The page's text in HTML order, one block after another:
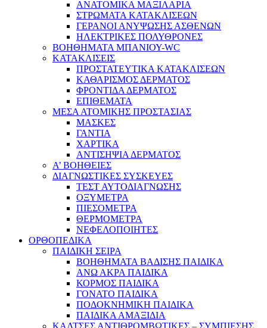
ΑΝΑΤΟΜΙΚΑ ΜΑΞΙΛΑΡΙΑ
ΣΤΡΩΜΑΤΑ ΚΑΤΑΚΛΙΣΕΩΝ
ΓΕΡΑΝΟΙ ΑΝΥΨΩΣΗΣ ΑΣΘΕΝΩΝ
ΗΛΕΚΤΡΙΚΕΣ ΠΟΛΥΘΡΟΝΕΣ
ΒΟΗΘΗΜΑΤΑ ΜΠΑΝΙΟΥ-WC
ΚΑΤΑΚΛΙΣΕΙΣ
ΠΡΟΣΤΑΤΕΥΤΙΚΑ ΚΑΤΑΚΛΙΣΕΩΝ
ΚΑΘΑΡΙΣΜΟΣ ΔΕΡΜΑΤΟΣ
ΦΡΟΝΤΙΔΑ ΔΕΡΜΑΤΟΣ
ΕΠΙΘΕΜΑΤΑ
ΜΕΣΑ ΑΤΟΜΙΚΗΣ ΠΡΟΣΤΑΣΙΑΣ
ΜΑΣΚΕΣ
ΓΑΝΤΙΑ
ΧΑΡΤΙΚΑ
ΑΝΤΙΣΗΨΙΑ ΔΕΡΜΑΤΟΣ
Α’ ΒΟΗΘΕΙΕΣ
ΔΙΑΓΝΩΣΤΙΚΕΣ ΣΥΣΚΕΥΕΣ
ΤΕΣΤ ΑΥΤΟΔΙΑΓΝΩΣΗΣ
ΟΞΥΜΕΤΡΑ
ΠΙΕΣΟΜΕΤΡΑ
ΘΕΡΜΟΜΕΤΡΑ
ΝΕΦΕΛΟΠΟΙΗΤΕΣ
ΟΡΘΟΠΕΔΙΚΑ
ΠΑΙΔΙΚΗ ΣΕΙΡΑ
ΒΟΗΘΗΜΑΤΑ ΒΑΔΙΣΗΣ ΠΑΙΔΙΚΑ
ΑΝΩ ΑΚΡΑ ΠΑΙΔΙΚΑ
ΚΟΡΜΟΣ ΠΑΙΔΙΚΑ
ΓΟΝΑΤΟ ΠΑΙΔΙΚΑ
ΠΟΔΟΚΝΗΜΙΚΗ ΠΑΙΔΙΚΑ
ΠΑΙΔΙΚΑ ΑΜΑΞΙΔΙΑ